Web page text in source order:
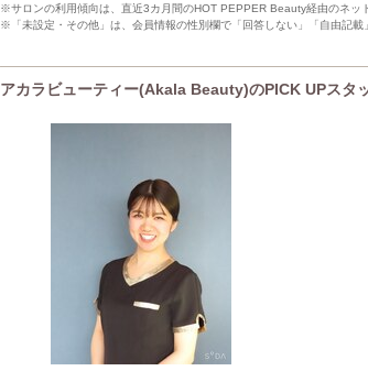
※サロンの利用傾向は、直近3カ月間のHOT PEPPER Beauty経由のネッ
※「未設定・その他」は、会員情報の性別欄で「回答しない」「自由記載
アカラビューティー(Akala Beauty)のPICK UPスタ